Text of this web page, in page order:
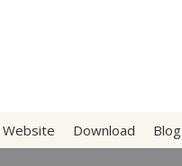
Website Download Blog